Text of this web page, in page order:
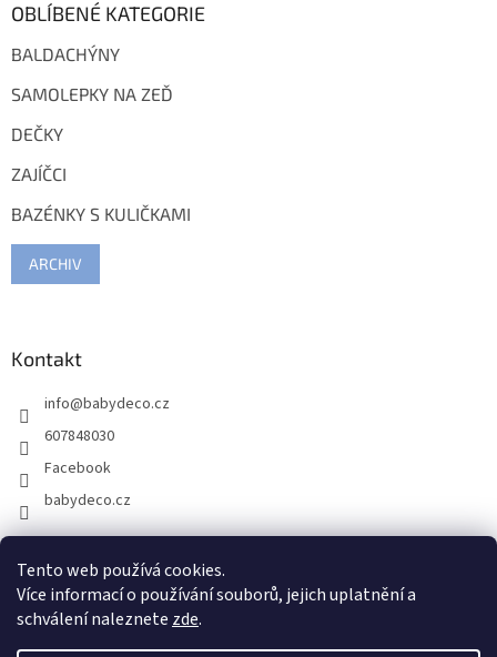
Tento web používá cookies.
Více informací o používání souborů, jejich uplatnění a
schválení naleznete zde.
OBLÍBENÉ KATEGORIE
BALDACHÝNY
SAMOLEPKY NA ZEĎ
DEČKY
ZAJÍČCI
BAZÉNKY S KULIČKAMI
ARCHIV
Kontakt
info@babydeco.cz
607848030
Facebook
babydeco.cz